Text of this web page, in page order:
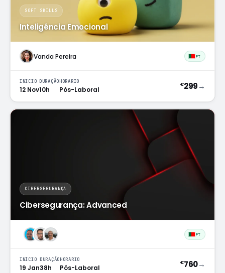
SOFT SKILLS
Inteligência Emocional
Vanda Pereira PT
INÍCIO
12 Nov
DURAÇÃO
10h
HORÁRIO
Pós-Laboral
€299→
CIBERSEGURANÇA
Cibersegurança: Advanced
PT
INÍCIO
19 Jan
DURAÇÃO
38h
HORÁRIO
Pós-Laboral
€760→